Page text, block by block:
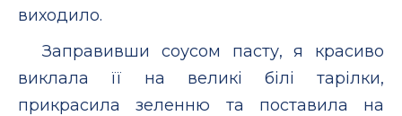
виходило.
Заправивши соусом пасту, я красиво
виклала її на великі білі тарілки,
прикрасила зеленню та поставила на